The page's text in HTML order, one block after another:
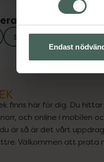
Endast
produkter inom
Stomi
finns här för dig. Du hittar
och online i mobilen
är så är det vårt
Välkommen att prata